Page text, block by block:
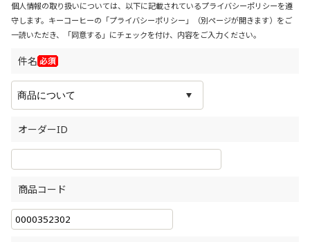
個人情報の取り扱いについては、以下に記載されているプライバシーポリシーを遵
守します。キーコーヒーの「プライバシーポリシー 」（別ページが開きます）をご
一読いただき、「同意する」にチェックを付け、内容をご入力ください。
件名
オーダーID
商品コード